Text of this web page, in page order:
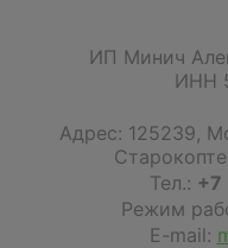
ИП Минич
ИНН
Адрес: 125239,
Тел.: +7
Режим
E-mail: